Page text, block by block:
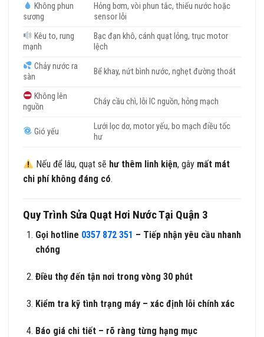
Không phun
sương
Hỏng bơm, vòi phun tắc, thiếu nước hoặc
sensor lỗi
Kêu to, rung
mạnh
Bạc đạn khô, cánh quạt lỏng, trục motor
lệch
Chảy nước ra
sàn
Bể khay, nứt bình nước, nghẹt đường thoát
Không lên
nguồn
Cháy cầu chì, lỗi IC nguồn, hỏng mạch
Gió yếu
Lưới lọc dơ, motor yếu, bo mạch điều tốc
hư
Nếu để lâu, quạt sẽ hư thêm linh kiện, gây mất mát
chi phí không đáng có.
Quy Trình Sửa Quạt Hơi Nước Tại Quận 3
Gọi hotline 0357 872 351 – Tiếp nhận yêu cầu nhanh
chóng
Điều thợ đến tận nơi trong vòng 30 phút
Kiểm tra kỹ tình trạng máy – xác định lỗi chính xác
Báo giá chi tiết – rõ ràng từng hạng mục